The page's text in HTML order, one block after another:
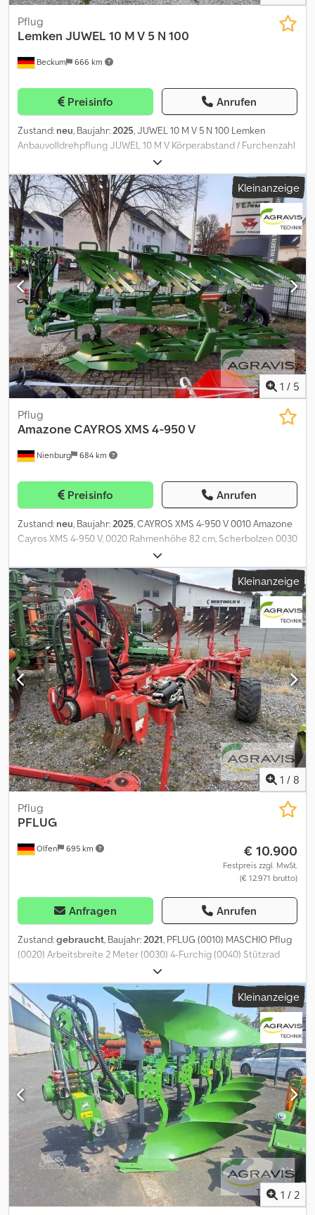
Beckum 666 km
Pflug
Lemken JUWEL 10 M V 5 N 100
Preisinfo Anrufen
Zustand: neu, Baujahr:2025, JUWEL 10 M V 5 N 100 Lemken
Anbauvolldrehpflung JUWEL 10 M V Körperabstand / Furchenzahl
100cm / 5 Modellreihe 1 Csdpfjzqqliex Ad Ioha
Rahmeneinschwenkung hydraulisch mit mechanischer
Vorderfurchenbreiteneinstellung 5 Paar Streichblechkörper
Dural Körperform C40 2.Stütze Unirad hydraulisch gedämpft,
340/55-16 Schutzblech (Rad) am Radarm Beleuchtungsanlage
(EU) Vorbereitung Beleuchtungsanlage hinten (7-polige
Steckdose) Rahmenhöhe 85 cm ( 5x)
Düngereinlegerstreichblech MS3 (5x) Anlageseche 5 Paar
Mitnehmerarm für Packer Vorbereitung
Kleinanzeige
1 / 5
Nienburg 684 km
Pflug
AmazoneCAYROS XMS 4-950 V
Preisinfo Anrufen
Zustand: neu, Baujahr:2025, CAYROS XMS 4-950 V 0010 Amazone
Cayros XMS 4-950 V, 0020 Rahmenhöhe 82 cm, Scherbolzen 0030
COUNTRY-DE Länderspezifikation: Deutschland 0040 LANG01-
DE-DE Dokumentation in deutscher Sprache 0050 VNA2816000
Hydraulik ohne 0060 Rahmeneinschwenkung für XMS Vario 0070
VNPLUS0 Erweiterbares Rahmenrohr ( C-Plus Pflugkörper STU40
4x 0090 Schar 430 mit Wechselspitze 4x Chsdezqp Szepfx Ad Ija
0100 VNLB31S33 Unterlenkerachse Kat. 3 mit 0110
Schnellkuppelkugel für XM und XMS Anlagenschoner 4x
Einlegeblech C-Blade STU40 4x 0140 VNZ2948000
Pendelstützrad hinten DM 690 AS-Profil DOK. CAYROS PENDEL-
0160 /DOPPELSTUETZRAD/ohne Stuetzrad Abstreifer für Stützrad
0180 VNZ2441500 Schwenkadapter für Stützrad 0190
VNZ2885000 Hydraulischer Packerarm für XMS Vario
Vorbereitung Beleuchtung
Kleinanzeige
1 / 8
Olfen 695 km
Pflug
PFLUG
€ 10.900
Festpreis zzgl. MwSt.
(€ 12.971 brutto)
Anfragen Anrufen
Zustand:gebraucht, Baujahr: 2021, PFLUG (0010) MASCHIO Pflug
(0020) Arbeitsbreite 2 Meter (0030) 4-Furchig (0040) Stützrad
(0050) Streifenkörper (0060) Vorschäler Cedpfx Adjzqp Hxj Ioha
(0070) Rahmenschwenkzylinder
Kleinanzeige
1 / 2